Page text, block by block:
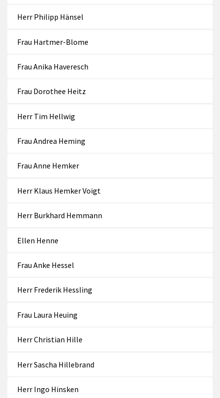
Herr Philipp Hänsel
Frau Hartmer-Blome
Frau Anika Haveresch
Frau Dorothee Heitz
Herr Tim Hellwig
Frau Andrea Heming
Frau Anne Hemker
Herr Klaus Hemker Voigt
Herr Burkhard Hemmann
Ellen Henne
Frau Anke Hessel
Herr Frederik Hessling
Frau Laura Heuing
Herr Christian Hille
Herr Sascha Hillebrand
Herr Ingo Hinsken